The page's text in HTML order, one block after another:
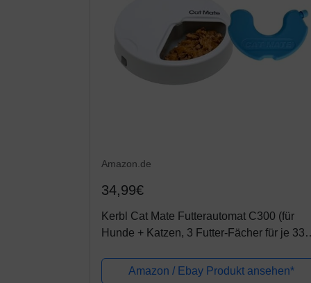
Amazon.de
34,99€
Kerbl Cat Mate Futterautomat C300 (für
Hunde + Katzen, 3 Futter-Fächer für je
Napf + Deckel...
Amazon / Ebay Produkt ansehen*